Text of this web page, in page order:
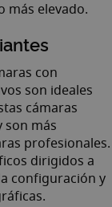
más elevado.
con
son ideales
cámaras
son más
profesionales.
dirigidos a
configuración y